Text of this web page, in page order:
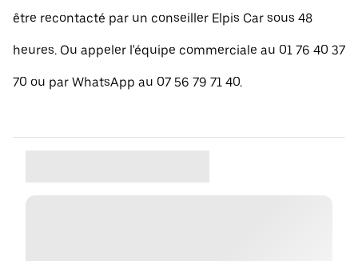
être recontacté par un conseiller Elpis Car sous 48
heures. Ou appeler l'équipe commerciale au 01 76 40 37
70 ou par WhatsApp au 07 56 79 71 40.